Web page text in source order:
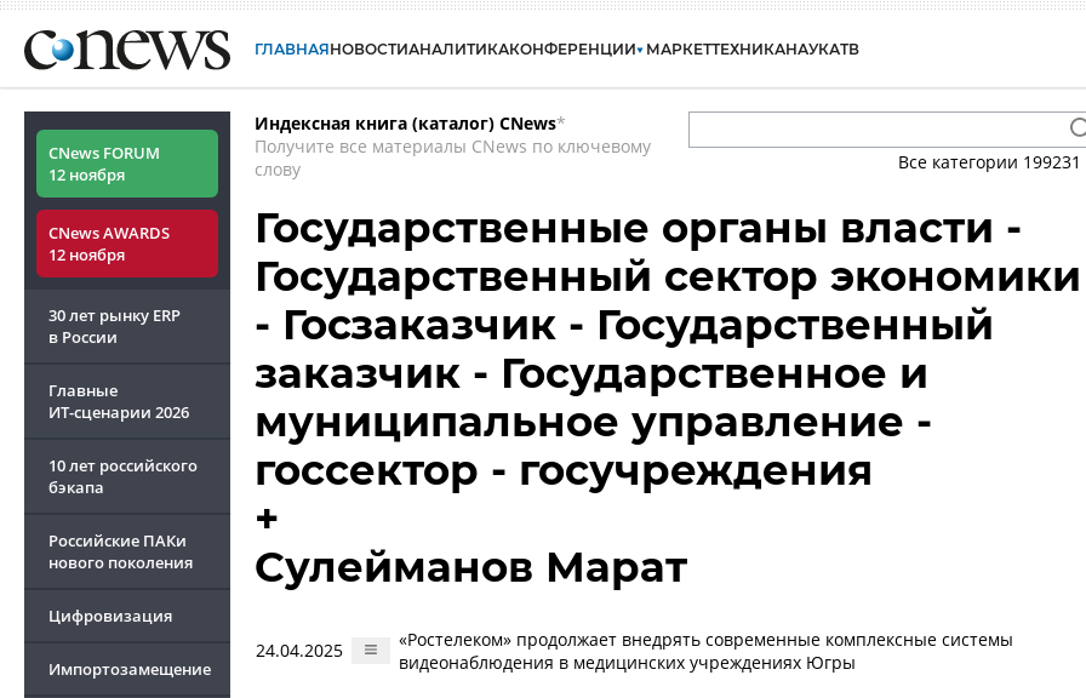
ГЛАВНАЯНОВОСТИАНАЛИТИКАКОНФЕРЕНЦИИ МАРКЕТТЕХНИКАНАУКАТВ
CNews FORUM
12 ноября
CNews AWARDS
12 ноября
30 лет рынку ERP
в России
Главные
ИТ-сценарии 2026
10 лет российского
бэкапа
Российские ПАКи
нового поколения
Цифровизация
Импортозамещение
Индексная книга (каталог) CNews*
Получите все материалы CNews по ключевому
слову
Все категории 199231
Государственные органы власти -
Государственный сектор экономики
- Госзаказчик - Государственный
заказчик - Государственное и
муниципальное управление -
госсектор - госучреждения
+
Сулейманов Марат
24.04.2025
«Ростелеком» продолжает внедрять современные комплексные системы
видеонаблюдения в медицинских учреждениях Югры